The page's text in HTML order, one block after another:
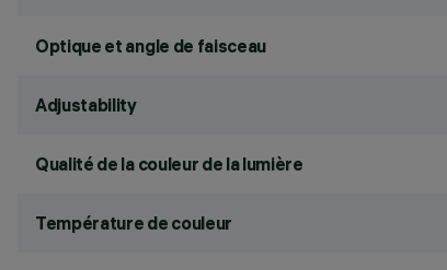
Optique et angle de faisceau
Adjustability
Qualité de la couleur de la lumière
Température de couleur